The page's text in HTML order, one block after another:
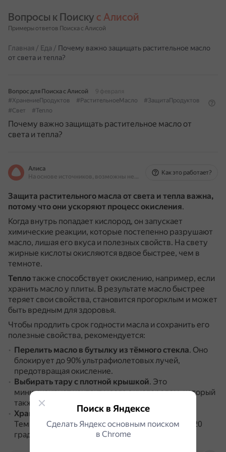
Вопросы к Поиску с Алисой
Примеры ответов Поиска с Алисой
Главная / Еда / Почему важно защищать растительное масло
от света и тепла?
Вопрос для Поиска с Алисой
9 февраля
#ХранениеПродуктов
#РастительноеМасло
#ЗащитаПродуктов
#Свет
#Тепло
Почему важно защищать растительное масло от
света и тепла?
Алиса
На основе источников, возможны неточности
Как это работает?
Защита растительного масла от света и тепла важна,
потому что они ускоряют процесс окисления.
Когда внутрь попадает кислород, он запускает
химические реакции, которые постепенно разрушают
масло, лишая его вкуса и полезных свойств. На свету
жирные кислоты окисляются вдвое быстрее, чем в
темноте.
Теплотакже способствует окислению, например, если
хранить масло у плиты. В результате масло быстрее
теряет свои свойства, становится прогорклым и может
быть вредным для здоровья.
Чтобы продлить срок годности масла и сохранить его
полезные свойства, рекомендуется:
Перелить масло в бутылку из тёмного стекла. Оно
блокирует до 90% ультрафиолетовых лучей,
предотвращая окисление.
Выбирать тару с плотной крышкой. Это
минимизирует контакт масла с кислородом, который
также способствует окислению.
Хранить масло в прохладном, тёмном месте
Температура хранения не должна превышать +20
градусов.
Поиск в Яндексе
Сделать Яндекс основным поиском
в Сhrome